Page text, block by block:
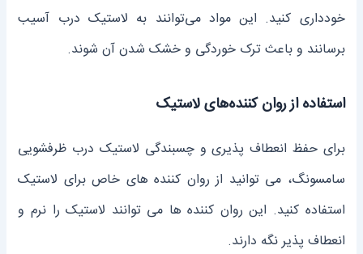
خودداری کنید. این مواد می‌توانند به لاستیک درب آسیب
برسانند و باعث ترک خوردگی و خشک شدن آن شوند.
استفاده از روان کننده‌های لاستیک
برای حفظ انعطاف پذیری و چسبندگی لاستیک درب ظرفشویی
سامسونگ، می ‌توانید از روان کننده‌ های خاص برای لاستیک
استفاده کنید. این روان کننده‌ ها می ‌توانند لاستیک را نرم و
انعطاف پذیر نگه دارند.